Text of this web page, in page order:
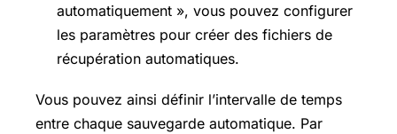
automatiquement », vous pouvez configurer
les paramètres pour créer des fichiers de
récupération automatiques.
Vous pouvez ainsi définir l’intervalle de temps
entre chaque sauvegarde automatique. Par